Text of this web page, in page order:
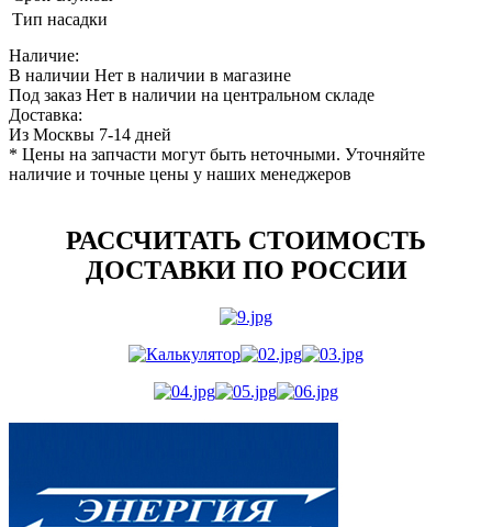
Тип насадки
Наличие:
В наличии Нет в наличии в магазине
Под заказ Нет в наличии на центральном складе
Доставка:
Из Москвы 7-14 дней
* Цены на запчасти могут быть неточными. Уточняйте
наличие и точные цены у наших менеджеров
РАССЧИТАТЬ СТОИМОСТЬ
ДОСТАВКИ ПО РОССИИ